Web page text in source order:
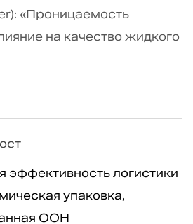
«Проницаемость
на качество жидкого
логистики
упаковка,
ООН